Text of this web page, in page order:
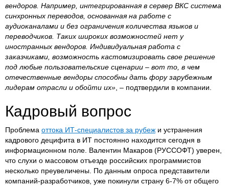
вендоров. Например, интегрированная в сервер ВКС система
синхронных переводов, основанная на работе с
аудиоканалами и без ограничения количества языков и
переводчиков. Таких широких возможностей нет у
иностранных вендоров. Индивидуальная работа с
заказчиками, возможность кастомизировать свое решение
под любые пользовательские сценарии – вот то, в чем
отечественные вендоры способны дать фору зарубежным
лидерам отрасли и обойти их» , – подтвердили в компании.
Кадровый вопрос
Проблема оттока ИТ-специалистов за рубеж и устранения
кадрового децифита в ИТ постоянно находится сегодня в
информационном поле. Валентин Макаров (РУССОФТ) уверен,
что слухи о массовом отъезде российских программистов
несколько преувеличены. По данным опроса представители
компаний-разработчиков, уже покинули страну 6-7% от общего